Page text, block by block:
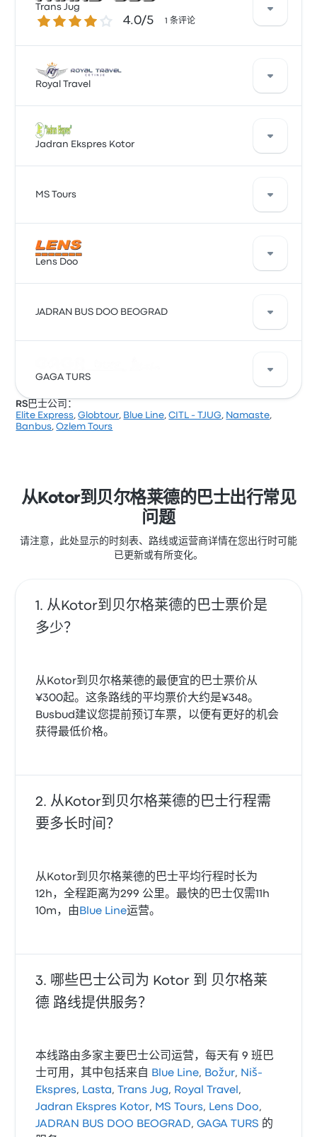
旅客对 员工 和 及时性 特别满意，但对 车票资源 经常有
所抱怨。 Lasta 在此路线提供的票价为 ¥349 起
Trans Jug
4.0 / 5 星 4.0/5 1 条评论
根据 1 条评论，Trans Jug 提供的本行程被评为 4 颗星。
此路线的 Trans Jug 最低票价为 ¥316 ，平均车程为 13小
Royal Travel
Royal Travel 每天提供 1 班从 Kotor 到 贝尔格莱德 的车
次。此行程的平均票价为 ¥350 ，但您可以找到最低为
Jadran Ekspres Kotor
Jadran Ekspres Kotor 在此路线运行巴士，是出行的好
MS Tours
MS Tours 每天提供 1 班从 Kotor 到 贝尔格莱德 的车次。
此行程的平均票价为 ¥310 ，但您可以找到最低为 ¥308
Lens Doo
Lens Doo 在此路线运行巴士，是出行的好选择。该公司
JADRAN BUS DOO BEOGRAD
行的好选择。该公司每天提供 1 班出发车次，票价从
BUS DOO BEOGRAD 以合理的价格送您去想去的目的
地。
GAGA TURS
GAGA TURS 在此路线运行巴士，是出行的好选择。该公
RS巴士公司：
Elite Express,Globtour, Blue Line,CITL - TJUG, Namaste,
Banbus,Ozlem Tours
从Kotor到贝尔格莱德的巴士出行常见
问题
请注意，此处显示的时刻表、路线或运营商详情在您出行时可能
已更新或有所变化。
从Kotor到贝尔格莱德的巴士票价是
多少？
从Kotor到贝尔格莱德的最便宜的巴士票价从
¥300起。这条路线的平均票价大约是¥348。
Busbud建议您提前预订车票，以便有更好的机会
获得最低价格。
从Kotor到贝尔格莱德的巴士行程需
要多长时间？
从Kotor到贝尔格莱德的巴士平均行程时长为
12h，全程距离为299 公里。最快的巴士仅需11h
10m，由 Blue Line运营。
哪些巴士公司为 Kotor 到 贝尔格莱
德 路线提供服务？
本线路由多家主要巴士公司运营，每天有 9 班巴
士可用，其中包括来自
Blue Line, Božur, Niš-
Ekspres, Lasta,Trans Jug, Royal Travel ,
Jadran Ekspres Kotor, MS Tours, Lens Doo,
JADRAN BUS DOO BEOGRAD,GAGA TURS 的